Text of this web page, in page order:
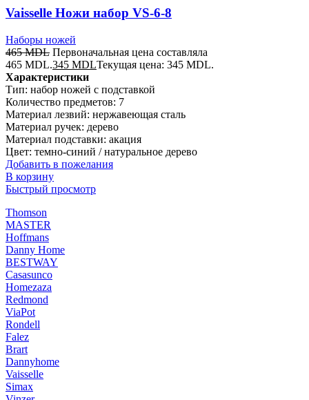
Vaisselle Ножи набор VS-6-8
Наборы ножей
465MDL Первоначальная цена составляла
465 MDL.345 MDLТекущая цена: 345 MDL.
Характеристики
Тип: набор ножей с подставкой
Количество предметов: 7
Материал лезвий: нержавеющая сталь
Материал ручек: дерево
Материал подставки: акация
Цвет: темно-синий / натуральное дерево
Добавить в пожелания
В корзину
Быстрый просмотр
Thomson
MASTER
Hoffmans
Danny Home
BESTWAY
Casasunco
Homezaza
Redmond
ViaPot
Rondell
Falez
Brart
Dannyhome
Vaisselle
Simax